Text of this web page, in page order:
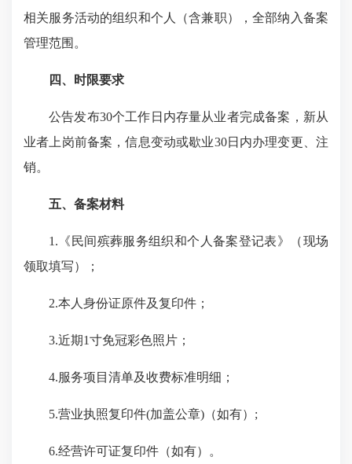
相关服务活动的组织和个人（含兼职），全部纳入备案
管理范围。
四、时限要求
公告发布30个工作日内存量从业者完成备案，新从
业者上岗前备案，信息变动或歇业30日内办理变更、注
销。
五、备案材料
1.《民间殡葬服务组织和个人备案登记表》（现场
领取填写）；
2.本人身份证原件及复印件；
3.近期1寸免冠彩色照片；
4.服务项目清单及收费标准明细；
5.营业执照复印件(加盖公章)（如有）;
6.经营许可证复印件（如有）。